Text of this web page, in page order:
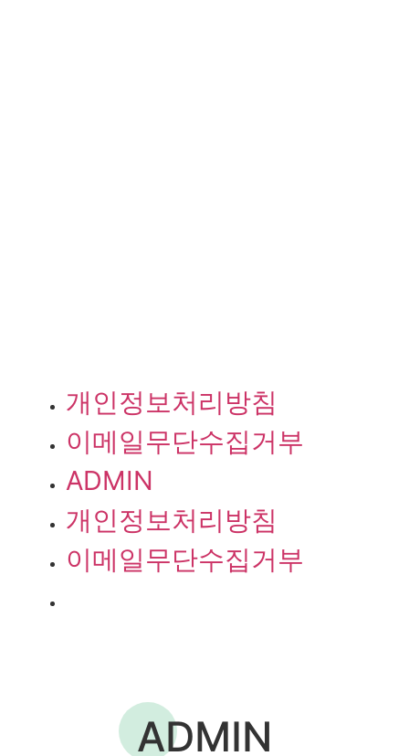
개인정보처리방침
이메일무단수집거부
ADMIN
개인정보처리방침
이메일무단수집거부
ADMIN